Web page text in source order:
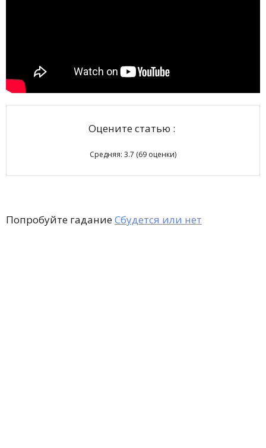
Оцените статью :
Средняя: 3.7 (69 оценки)
Попробуйте гаданиеСбудется или нет